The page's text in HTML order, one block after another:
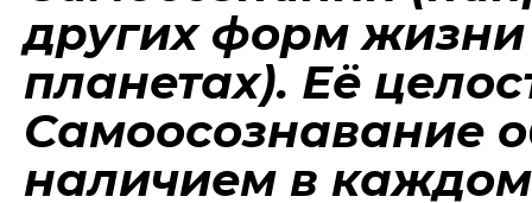
других форм
планетах). Её
Самоосознавание
наличием в каждом